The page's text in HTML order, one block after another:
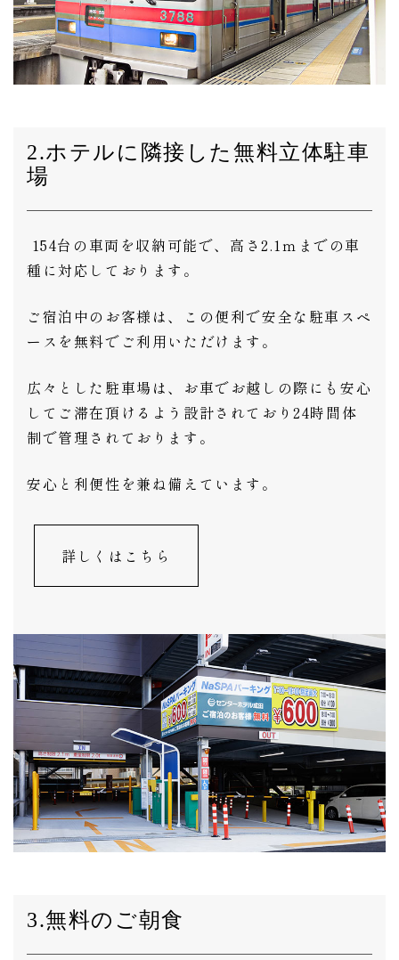
2.ホテルに隣接した無料立体駐車
場
154台の車両を収納可能で、高さ2.1ｍまでの車
種に対応しております。
ご宿泊中のお客様は、この便利で安全な駐車スペ
ースを無料でご利用いただけます。
広々とした駐車場は、お車でお越しの際にも安心
してご滞在頂けるよう設計されており24時間体
制で管理されております。
安心と利便性を兼ね備えています。
詳しくはこちら
3.無料のご朝食